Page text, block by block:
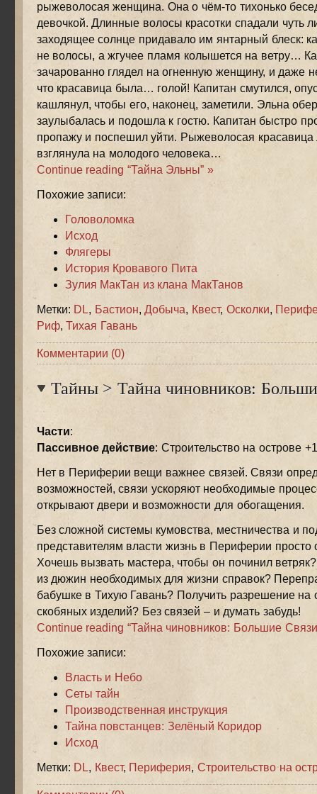
рыжеволосая женщина. Она о чём-то тихонько
девочкой. Длинные волосы красотки спадали чуть
заходящее солнце придавало им янтарный блеск:
не волосы, а жгучее пламя колышется на ветру…
зачарованно глядел на огненную женщину, и даже
что красавица была… голой! Капитан смутился,
кашлянул, чтобы его, наконец, заметили. Эльна
заулыбалась и подошла к гостю. Капитан быстро
пропажу и поспешил уйти. Рыжеволосая
взглянула на молодого человека…
Continue reading “Тайна Эльны” »
Похожие записи:
Головоломка
Исход
Флягеры
История Кровавого Пита
Зулия МакТан из клана МакТанов
Метки: DL, Бастион,Добыча, Квест, Осколки,
Риф,Тихая Гавань
Комментарии (0)
Тайны> Тайна чиновников:
Части:
Пассивное действие: Строительство на острове
Нет в Периферии вещи важнее связей. Связи
возможностей, связи ускоряют необходимые
открывают двери и возможности для обогащения.
Без сложной системы кумовства, местничества и
представителям власти жизнь в Периферии просто
Хочешь вызвать мастера, чтобы он починил
из дюжин необходимых для жизни справок?
бабушке в Тихую Гавань? Получить разрешение на
скобяных изделий? Без связей – и думать забудь!
Continue reading “Тайна чиновников: Большие
Похожие записи:
Власть и Небо
Сеты тайн
Производственная инструкция
Тайна повстанцев: Зелёный Коридор
Исход
Метки: DL, Квест, Периферия, Строительство на